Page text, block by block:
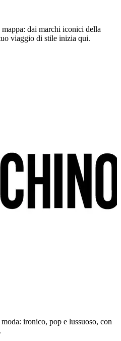
dai marchi iconici della
viaggio di stile inizia qui.
ironico, pop e lussuoso, con